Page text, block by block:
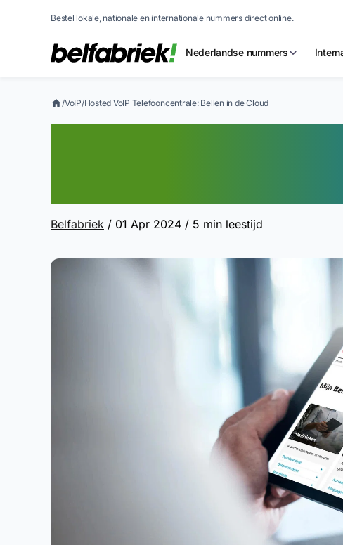
Bestel lokale, nationale en internationale nummers direct online.
Nederlandse nummers
/VoIP/Hosted VoIP Telefooncentrale: Bellen in de Cloud
Belfabriek / 01 Apr 2024 / 5 min leestijd